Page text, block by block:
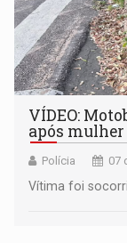
VÍDEO:
após
Polícia 07
Vítima foi